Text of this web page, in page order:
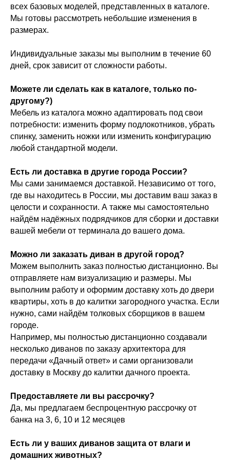
всех базовых моделей, представленных в каталоге.
Мы готовы рассмотреть небольшие изменения в
размерах.
Индивидуальные заказы мы выполним в течение 60
дней, срок зависит от сложности работы.
Можете ли сделать как в каталоге, только по-
другому?)
Мебель из каталога можно адаптировать под свои
потребности: изменить форму подлокотников, убрать
спинку, заменить ножки или изменить конфигурацию
любой стандартной модели.
Есть ли доставка в другие города России?
Мы сами занимаемся доставкой. Независимо от того,
где вы находитесь в России, мы доставим ваш заказ в
целости и сохранности. А также мы самостоятельно
найдём надёжных подрядчиков для сборки и доставки
вашей мебели от терминала до вашего дома.
Можно ли заказать диван в другой город?
Можем выполнить заказ полностью дистанционно. Вы
отправляете нам визуализацию и размеры. Мы
выполним работу и оформим доставку хоть до двери
квартиры, хоть в до калитки загородного участка. Если
нужно, сами найдём толковых сборщиков в вашем
городе.
Например, мы полностью дистанционно создавали
несколько диванов по заказу архитектора для
передачи «Дачный ответ» и сами организовали
доставку в Москву до калитки дачного проекта.
Предоставляете ли вы рассрочку?
Да, мы предлагаем беспроцентную рассрочку от
банка на 3, 6, 10 и 12 месяцев
Есть ли у ваших диванов защита от влаги и
домашних животных?